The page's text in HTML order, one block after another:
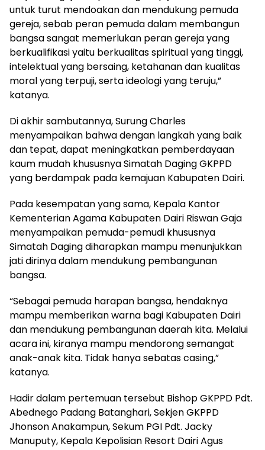
untuk turut mendoakan dan mendukung pemuda
gereja, sebab peran pemuda dalam membangun
bangsa sangat memerlukan peran gereja yang
berkualifikasi yaitu berkualitas spiritual yang tinggi,
intelektual yang bersaing, ketahanan dan kualitas
moral yang terpuji, serta ideologi yang teruju,”
katanya.
Di akhir sambutannya, Surung Charles
menyampaikan bahwa dengan langkah yang baik
dan tepat, dapat meningkatkan pemberdayaan
kaum mudah khususnya Simatah Daging GKPPD
yang berdampak pada kemajuan Kabupaten Dairi.
Pada kesempatan yang sama, Kepala Kantor
Kementerian Agama Kabupaten Dairi Riswan Gaja
menyampaikan pemuda-pemudi khususnya
Simatah Daging diharapkan mampu menunjukkan
jati dirinya dalam mendukung pembangunan
bangsa.
“Sebagai pemuda harapan bangsa, hendaknya
mampu memberikan warna bagi Kabupaten Dairi
dan mendukung pembangunan daerah kita. Melalui
acara ini, kiranya mampu mendorong semangat
anak-anak kita. Tidak hanya sebatas casing,”
katanya.
Hadir dalam pertemuan tersebut Bishop GKPPD Pdt.
Abednego Padang Batanghari, Sekjen GKPPD
Jhonson Anakampun, Sekum PGI Pdt. Jacky
Manuputy, Kepala Kepolisian Resort Dairi Agus